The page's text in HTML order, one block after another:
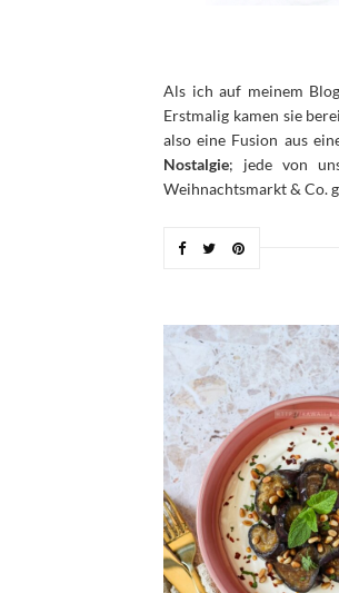
Als ich auf meinem
Erstmalig kamen sie
also eine Fusion aus
Nostalgie; jede von
Weihnachtsmarkt & Co.